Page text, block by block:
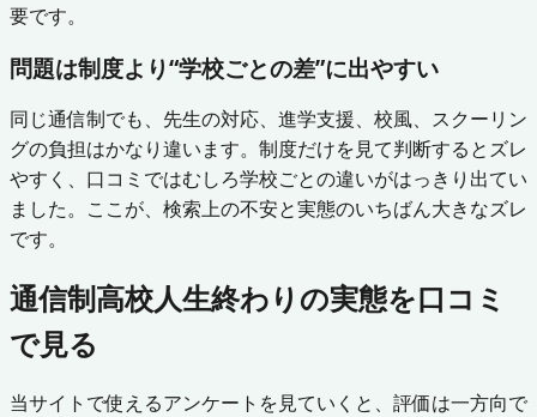
要です。
問題は制度より“学校ごとの差”に出やすい
同じ通信制でも、先生の対応、進学支援、校風、スクーリン
グの負担はかなり違います。制度だけを見て判断するとズレ
やすく、口コミではむしろ学校ごとの違いがはっきり出てい
ました。ここが、検索上の不安と実態のいちばん大きなズレ
です。
通信制高校人生終わりの実態を口コミ
で見る
当サイトで使えるアンケートを見ていくと、評価は一方向で